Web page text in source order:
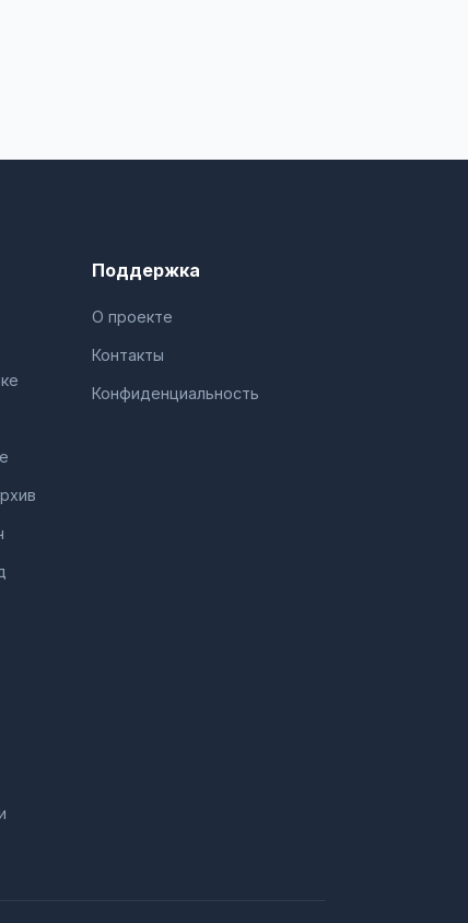
Поддержка
О проекте
Контакты
Конфиденциальность